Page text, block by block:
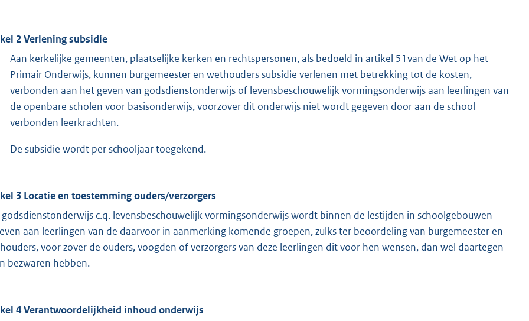
2 Verlening subsidie
Aan kerkelijke gemeenten, plaatselijke kerken en rechtspersonen, als bedoeld in artikel 51van de Wet op het
Primair Onderwijs, kunnen burgemeester en wethouders subsidie verlenen met betrekking tot de kosten,
verbonden aan het geven van godsdienstonderwijs of levensbeschouwelijk vormingsonderwijs aan leerlingen van
de openbare scholen voor basisonderwijs, voorzover dit onderwijs niet wordt gegeven door aan de school
verbonden leerkrachten.
De subsidie wordt per schooljaar toegekend.
3 Locatie en toestemming ouders/verzorgers
c.q. levensbeschouwelijk vormingsonderwijs wordt binnen de lestijden in schoolgebouwen
aan leerlingen van de daarvoor in aanmerking komende groepen, zulks ter beoordeling van burgemeester en
voor zover de ouders, voogden of verzorgers van deze leerlingen dit voor hen wensen, dan wel daartegen
bezwaren hebben.
4 Verantwoordelijkheid inhoud onderwijs